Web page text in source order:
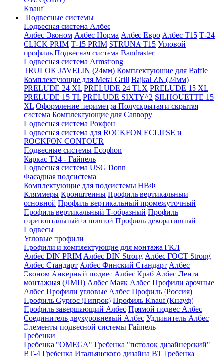
Knauf
Подвесные системы
Подвесная система Албес
Албес Эконом Албес Норма Албес Евро Албес T15 Т-24
CLICK PRIM Т-15 PRIM STRUNA Т15 Угловой
профиль Подвесная система Bandraster
Подвесная система Armstrong
TRULOK JAVELIN (24мм) Комплектующие для Baffle
Комплектующие для Metal Grill Bajkal ZN (24мм)
PRELUDE 24 XL PRELUDE 24 TLX PRELUDE 15 XL
PRELUDE 15 TL PRELUDE SIXTY^2 SILHOUETTE 15
XL Оформление периметра Полускрытая и скрытая
система Комплектующие для Cannopy
Подвесная система Рокфон
Подвесная система для ROCKFON ECLIPSE и
ROCKFON CONTOUR
Подвесные системы Ecophon
Каркас Т24 - Гайпель
Подвесная система USG Donn
Фасадная подсистема
Комплектующие для подсистемы НВФ
Кляммеры Кронштейны Профиль вертикальный
основной Профиль вертикальный промежуточный
Профиль вертикальный Т-образный Профиль
горизонтальный основной Профиль декоративный
Подвесы
Угловые профили
Профили и комплектующие для монтажа ГКЛ
Албес DIN PRIM Албес DIN Strong Албес ГОСТ Strong
Албес Стандарт Албес Финский Стандарт Албес
Эконом Анкерный подвес Албес Краб Албес Лента
монтажная (ЛМП) Албес Маяк Албес Профили арочные
Албес Профили угловые Албес Профиль (Россия)
Профиль Gyproc (Гипрок) Профиль Knauf (Кнауф)
Профиль завершающий Албес Прямой подвес Албес
Соединитель двухуровневый Албес Удлинитель Албес
Элементы подвесной системы Гайпель
Гребенки
Гребенка "OMEGA" Гребенка "потолок дизайнерский"
ВТ-4 Гребенка Итальянского дизайна BT Гребенка